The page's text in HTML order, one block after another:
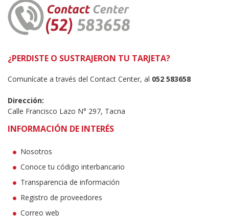
¿PERDISTE O SUSTRAJERON TU TARJETA?
Comunícate a través del Contact Center, al 052 583658
Dirección:
Calle Francisco Lazo N° 297, Tacna
INFORMACIÓN DE INTERÉS
Nosotros
Conoce tu código interbancario
Transparencia de información
Registro de proveedores
Correo web